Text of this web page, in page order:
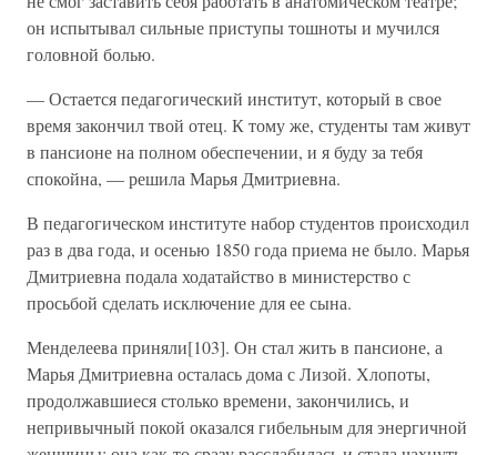
он испытывал сильные приступы тошноты и мучился
головной болью.
— Остается педагогический институт, который в свое
время закончил твой отец. К тому же, студенты там живут
в пансионе на полном обеспечении, и я буду за тебя
спокойна, — решила Марья Дмитриевна.
В педагогическом институте набор студентов происходил
раз в два года, и осенью 1850 года приема не было. Марья
Дмитриевна подала ходатайство в министерство с
просьбой сделать исключение для ее сына.
Менделеева приняли[103]. Он стал жить в пансионе, а
Марья Дмитриевна осталась дома с Лизой. Хлопоты,
продолжавшиеся столько времени, закончились, и
непривычный покой оказался гибельным для энергичной